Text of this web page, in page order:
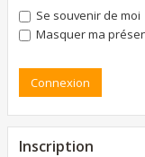
Se souvenir de moi
Masquer ma
Inscription